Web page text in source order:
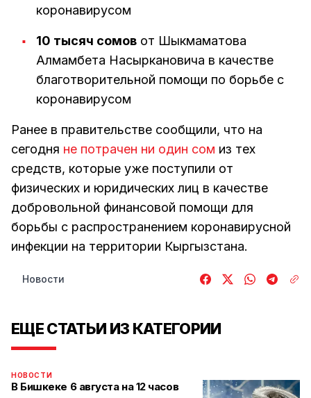
коронавирусом
10 тысяч сомов от Шыкмаматова
Алмамбета Насыркановича в качестве
благотворительной помощи по борьбе с
коронавирусом
Ранее в правительстве сообщили, что на
сегодня не потрачен ни один сом из тех
средств, которые уже поступили от
физических и юридических лиц в качестве
добровольной финансовой помощи для
борьбы с распространением коронавирусной
инфекции на территории Кыргызстана.
Новости
ЕЩЕ СТАТЬИ ИЗ КАТЕГОРИИ
НОВОСТИ
В Бишкеке 6 августа на 12 часов